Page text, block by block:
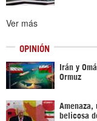
Ver más
OPINIÓN
Irán y
Ormuz
belicosa